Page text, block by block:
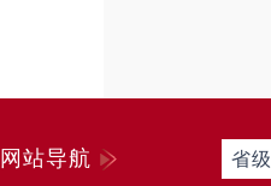
网站导航 省